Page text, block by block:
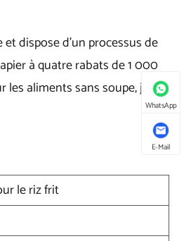
dispose d'un processus de
à quatre rabats de 1 000
aliments sans soupe, je
le riz frit
WhatsApp
E-Mail